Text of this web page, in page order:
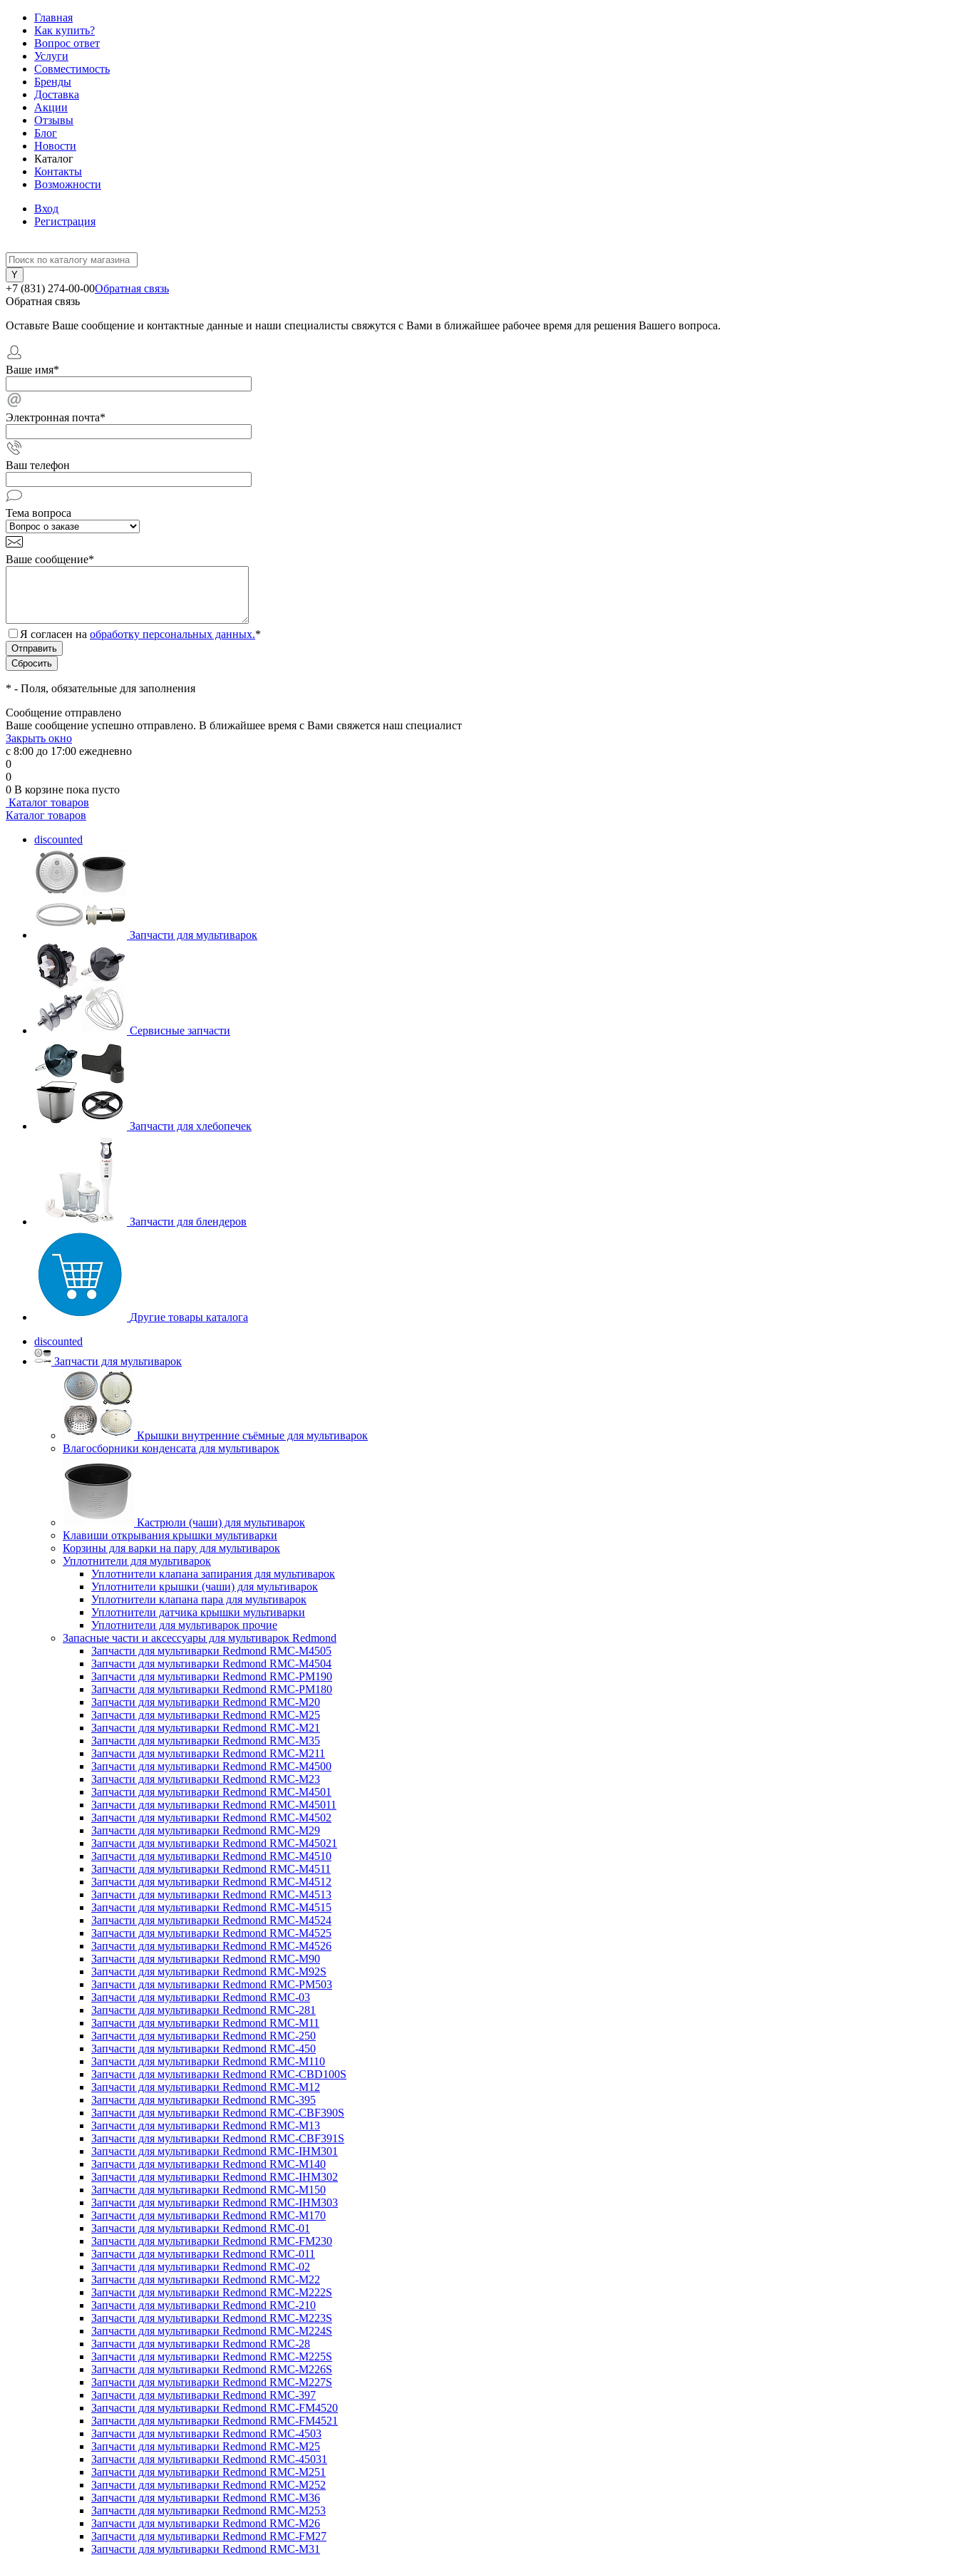
Главная
Как купить?
Вопрос ответ
Услуги
Совместимость
Бренды
Доставка
Акции
Отзывы
Блог
Новости
Каталог
Контакты
Возможности
Вход
Регистрация
+7 (831) 274-00-00Обратная связь
Обратная связь
Оставьте Ваше сообщение и контактные данные и наши специалисты свяжутся с Вами в ближайшее рабочее время для решения Вашего вопроса.
Ваше имя*
Электронная почта*
Ваш телефон
Тема вопроса
Ваше сообщение*
Я согласен на обработку персональных данных.*
* - Поля, обязательные для заполнения
Сообщение отправлено
Ваше сообщение успешно отправлено. В ближайшее время с Вами свяжется наш специалист
Закрыть окно
с 8:00 до 17:00 ежедневно
0
0
0 В корзине пока пусто
Каталог товаров
Каталог товаров
discounted
Запчасти для мультиварок
Сервисные запчасти
Запчасти для хлебопечек
Запчасти для блендеров
Другие товары каталога
discounted
Запчасти для мультиварок
Крышки внутренние съёмные для мультиварок
Влагосборники конденсата для мультиварок
Кастрюли (чаши) для мультиварок
Клавиши открывания крышки мультиварки
Корзины для варки на пару для мультиварок
Уплотнители для мультиварок
Уплотнители клапана запирания для мультиварок
Уплотнители крышки (чаши) для мультиварок
Уплотнители клапана пара для мультиварок
Уплотнители датчика крышки мультиварки
Уплотнители для мультиварок прочие
Запасные части и аксессуары для мультиварок Redmond
Запчасти для мультиварки Redmond RMC-M4505
Запчасти для мультиварки Redmond RMC-M4504
Запчасти для мультиварки Redmond RMC-PM190
Запчасти для мультиварки Redmond RMC-PM180
Запчасти для мультиварки Redmond RMC-M20
Запчасти для мультиварки Redmond RMC-M25
Запчасти для мультиварки Redmond RMC-M21
Запчасти для мультиварки Redmond RMC-M35
Запчасти для мультиварки Redmond RMC-M211
Запчасти для мультиварки Redmond RMC-M4500
Запчасти для мультиварки Redmond RMC-M23
Запчасти для мультиварки Redmond RMC-M4501
Запчасти для мультиварки Redmond RMC-M45011
Запчасти для мультиварки Redmond RMC-M4502
Запчасти для мультиварки Redmond RMC-M29
Запчасти для мультиварки Redmond RMC-M45021
Запчасти для мультиварки Redmond RMC-M4510
Запчасти для мультиварки Redmond RMC-M4511
Запчасти для мультиварки Redmond RMC-M4512
Запчасти для мультиварки Redmond RMC-M4513
Запчасти для мультиварки Redmond RMC-M4515
Запчасти для мультиварки Redmond RMC-M4524
Запчасти для мультиварки Redmond RMC-M4525
Запчасти для мультиварки Redmond RMC-M4526
Запчасти для мультиварки Redmond RMC-M90
Запчасти для мультиварки Redmond RMC-M92S
Запчасти для мультиварки Redmond RMC-PM503
Запчасти для мультиварки Redmond RMC-03
Запчасти для мультиварки Redmond RMC-281
Запчасти для мультиварки Redmond RMC-M11
Запчасти для мультиварки Redmond RMC-250
Запчасти для мультиварки Redmond RMC-450
Запчасти для мультиварки Redmond RMC-M110
Запчасти для мультиварки Redmond RMC-CBD100S
Запчасти для мультиварки Redmond RMC-M12
Запчасти для мультиварки Redmond RMC-395
Запчасти для мультиварки Redmond RMC-CBF390S
Запчасти для мультиварки Redmond RMC-M13
Запчасти для мультиварки Redmond RMC-CBF391S
Запчасти для мультиварки Redmond RMC-IHM301
Запчасти для мультиварки Redmond RMC-M140
Запчасти для мультиварки Redmond RMC-IHM302
Запчасти для мультиварки Redmond RMC-M150
Запчасти для мультиварки Redmond RMC-IHM303
Запчасти для мультиварки Redmond RMC-M170
Запчасти для мультиварки Redmond RMC-01
Запчасти для мультиварки Redmond RMC-FM230
Запчасти для мультиварки Redmond RMC-011
Запчасти для мультиварки Redmond RMC-02
Запчасти для мультиварки Redmond RMC-M22
Запчасти для мультиварки Redmond RMC-M222S
Запчасти для мультиварки Redmond RMC-210
Запчасти для мультиварки Redmond RMC-M223S
Запчасти для мультиварки Redmond RMC-M224S
Запчасти для мультиварки Redmond RMC-28
Запчасти для мультиварки Redmond RMC-M225S
Запчасти для мультиварки Redmond RMC-M226S
Запчасти для мультиварки Redmond RMC-M227S
Запчасти для мультиварки Redmond RMC-397
Запчасти для мультиварки Redmond RMC-FM4520
Запчасти для мультиварки Redmond RMC-FM4521
Запчасти для мультиварки Redmond RMC-4503
Запчасти для мультиварки Redmond RMC-M25
Запчасти для мультиварки Redmond RMC-45031
Запчасти для мультиварки Redmond RMC-M251
Запчасти для мультиварки Redmond RMC-M252
Запчасти для мультиварки Redmond RMC-M36
Запчасти для мультиварки Redmond RMC-M253
Запчасти для мультиварки Redmond RMC-M26
Запчасти для мультиварки Redmond RMC-FM27
Запчасти для мультиварки Redmond RMC-M31